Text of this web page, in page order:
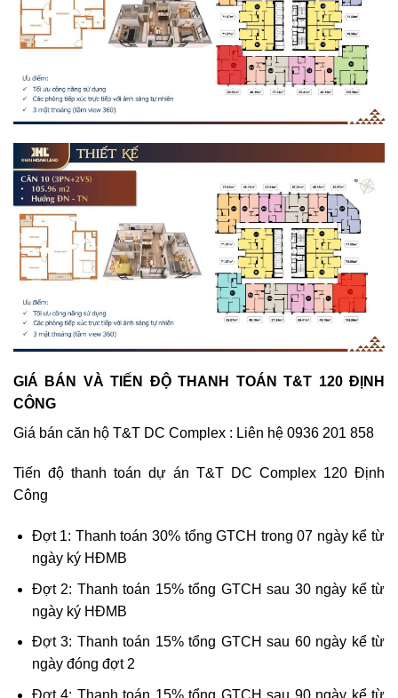
GIÁ BÁN VÀ TIẾN ĐỘ THANH TOÁN T&T 120 ĐỊNH
CÔNG
Giá bán căn hộ T&T DC Complex : Liên hệ 0936 201 858
Tiến độ thanh toán dự án T&T DC Complex 120 Định
Công
Đợt 1: Thanh toán 30% tổng GTCH trong 07 ngày kể từ
ngày ký HĐMB
Đợt 2: Thanh toán 15% tổng GTCH sau 30 ngày kể từ
ngày ký HĐMB
Đợt 3: Thanh toán 15% tổng GTCH sau 60 ngày kể từ
ngày đóng đợt 2
Đợt 4: Thanh toán 15% tổng GTCH sau 90 ngày kể từ